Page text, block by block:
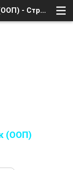
Объединенный Оружейный Пак (ООП) - Страница 3 - Форум
(ООП)